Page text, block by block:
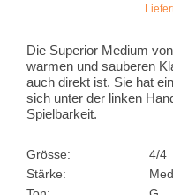
Die Superior Medium
warmen und sauberen
auch direkt ist. Sie hat
sich unter der linken
Spielbarkeit.
Grösse:
4/4
Stärke: